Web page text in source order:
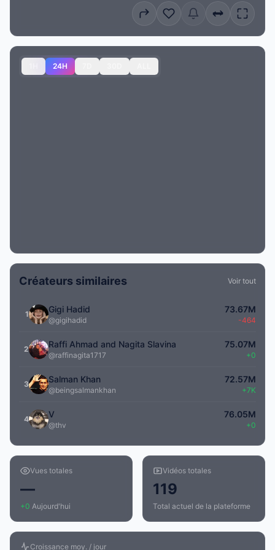
24H
Créateurs similaires Voir tout
1 Gigi Hadid
@gigihadid
73.67M
-464
2 Raffi Ahmad and Nagita Slavina
@raffinagita1717
75.07M
+0
3 Salman Khan
@beingsalmankhan
72.57M
+7K
4 V
@thv
76.05M
+0
Vues totales
—
+0 Aujourd'hui
Vidéos totales
119
Total actuel de la plateforme
Croissance moy. / jour